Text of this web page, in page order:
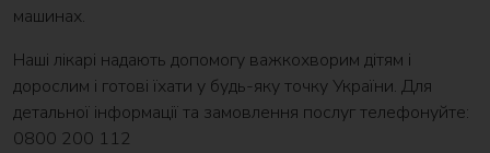
машинах.
Наші лікарі надають допомогу важкохворим дітям і
дорослим і готові їхати у будь-яку точку України. Для
детальної інформації та замовлення послуг телефонуйте:
0800 200 112